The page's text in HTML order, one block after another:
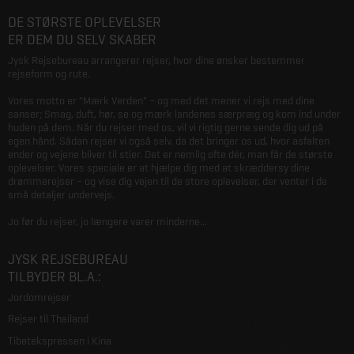
DE STØRSTE OPLEVELSER
ER DEM DU SELV SKABER
Jysk Rejsebureau arrangerer rejser, hvor dine ønsker bestemmer
rejseform og rute.
Vores motto er "Mærk Verden" – og med det mener vi rejs med dine
sanser; Smag, duft, hør, se og mærk landenes særpræg og kom ind under
huden på dem. Når du rejser med os, vil vi rigtig gerne sende dig ud på
egen hånd. Sådan rejser vi også selv, da det bringer os ud, hvor asfalten
ender og vejene bliver til stier. Det er nemlig ofte dér, man får de største
oplevelser. Vores speciale er at hjælpe dig med at skræddersy dine
drømmerejser – og vise dig vejen til de store oplevelser, der venter i de
små detaljer undervejs.
Jo før du rejser, jo længere varer minderne...
JYSK REJSEBUREAU
TILBYDER BL.A.:
Jordomrejser
Rejser til Thailand
Tibetekspressen i Kina